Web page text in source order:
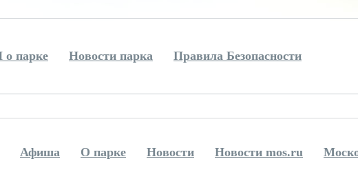
парке Новости парка Правила Безопасности
Афиша О парке Новости Новости mos.ru